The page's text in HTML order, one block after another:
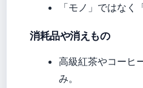
「モノ」ではな
消耗品や消えもの
高級紅茶やコーヒ
み。